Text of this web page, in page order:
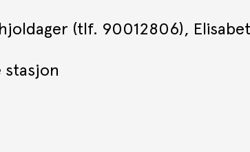
(tlf. 90012806),
stasjon